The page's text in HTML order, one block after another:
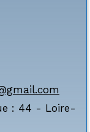
: 44 - Loire-